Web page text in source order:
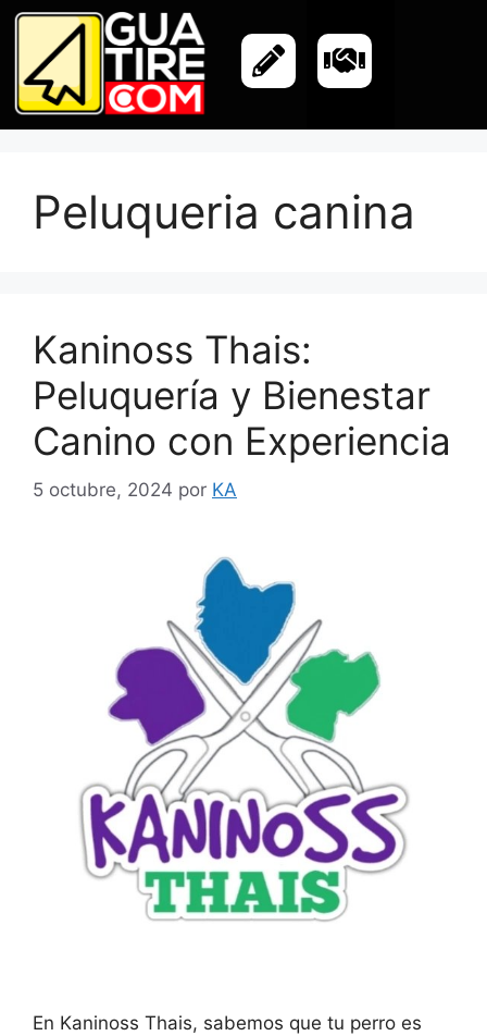
Peluqueria canina
Kaninoss Thais:
Peluquería y Bienestar
Canino con Experiencia
5 octubre, 2024 por KA
En Kaninoss Thais, sabemos que tu perro es